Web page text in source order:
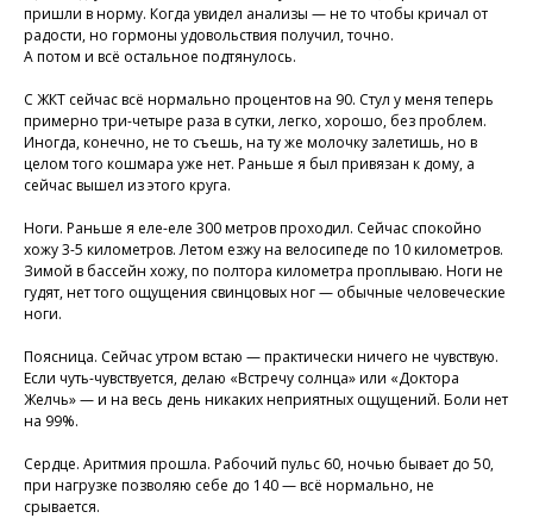
пришли в норму. Когда увидел анализы — не то чтобы кричал от
радости, но гормоны удовольствия получил, точно.
А потом и всё остальное подтянулось.
С ЖКТ сейчас всё нормально процентов на 90. Стул у меня теперь
примерно три-четыре раза в сутки, легко, хорошо, без проблем.
Иногда, конечно, не то съешь, на ту же молочку залетишь, но в
целом того кошмара уже нет. Раньше я был привязан к дому, а
сейчас вышел из этого круга.
Ноги. Раньше я еле-еле 300 метров проходил. Сейчас спокойно
хожу 3-5 километров. Летом езжу на велосипеде по 10 километров.
Зимой в бассейн хожу, по полтора километра проплываю. Ноги не
гудят, нет того ощущения свинцовых ног — обычные человеческие
ноги.
Поясница. Сейчас утром встаю — практически ничего не чувствую.
Если чуть-чувствуется, делаю «Встречу солнца» или «Доктора
Желчь» — и на весь день никаких неприятных ощущений. Боли нет
на 99%.
Сердце. Аритмия прошла. Рабочий пульс 60, ночью бывает до 50,
при нагрузке позволяю себе до 140 — всё нормально, не
срывается.
Присоединяйтесь к
восстановить здоровье
без лекарств и походов в
поликлинику
Программа восстановления здоровья